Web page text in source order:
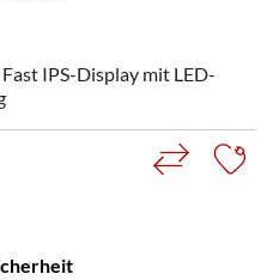
IPS-Display mit LED-